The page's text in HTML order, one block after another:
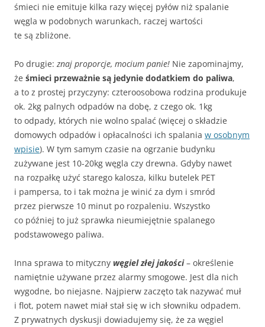
śmieci nie emituje kilka razy więcej pyłów niż spalanie
węgla w podobnych warunkach, raczej wartości
te są zbliżone.
Po drugie: znaj proporcje, mocium panie! Nie zapominajmy,
że śmieci przeważnie są jedynie dodatkiem do paliwa,
a to z prostej przyczyny: czteroosobowa rodzina produkuje
ok. 2kg palnych odpadów na dobę, z czego ok. 1kg
to odpady, których nie wolno spalać (więcej o składzie
domowych odpadów i opłacalności ich spalania w osobnym
wpisie). W tym samym czasie na ogrzanie budynku
zużywane jest 10-20kg węgla czy drewna. Gdyby nawet
na rozpałkę użyć starego kalosza, kilku butelek PET
i pampersa, to i tak można je winić za dym i smród
przez pierwsze 10 minut po rozpaleniu. Wszystko
co później to już sprawka nieumiejętnie spalanego
podstawowego paliwa.
Inna sprawa to mityczny węgiel złej jakości– określenie
namiętnie używane przez alarmy smogowe. Jest dla nich
wygodne, bo niejasne. Najpierw zaczęto tak nazywać muł
i flot, potem nawet miał stał się w ich słowniku odpadem.
Z prywatnych dyskusji dowiadujemy się, że za węgiel